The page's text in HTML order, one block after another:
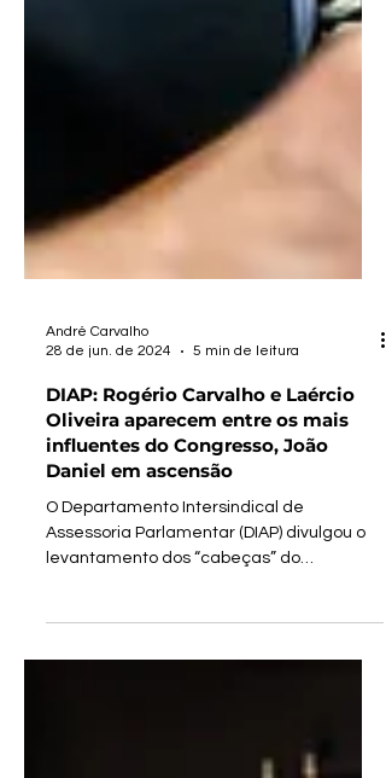
André Carvalho
28 de jun. de 2024
5 min de leitura
DIAP: Rogério Carvalho e Laércio
Oliveira aparecem entre os mais
influentes do Congresso, João
Daniel em ascensão
Congresso Nacional, na última...